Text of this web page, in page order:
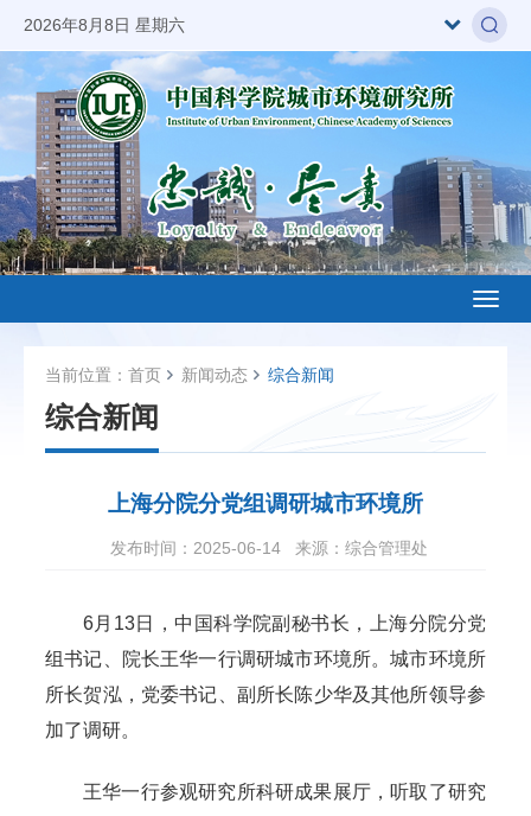
2026年8月8日 星期六
当前位置： 首页 新闻动态 综合新闻
综合新闻
上海分院分党组调研城市环境所
发布时间：2025-06-14 来源：综合管理处
6月13日，中国科学院副秘书长，上海分院分党
组书记、院长王华一行调研城市环境所。城市环境所
所长贺泓，党委书记、副所长陈少华及其他所领导参
加了调研。
王华一行参观研究所科研成果展厅，听取了研究